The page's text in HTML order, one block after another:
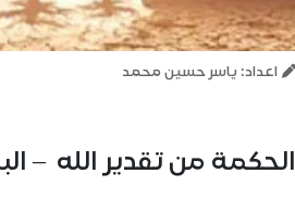
اعداد: ياسر حسين محمد
الحكمة من تقدير الله –